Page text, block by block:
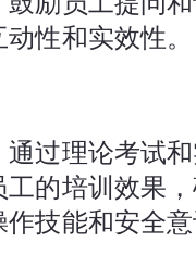
性和实效性。
通过理论考试
工的培训效果
技能和安全意